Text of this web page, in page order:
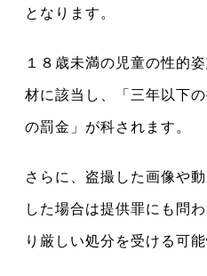
となります。
１８歳未満の児童の性的
材に該当し、「三年以下
の罰金」が科されます。
さらに、盗撮した画像や
した場合は提供罪にも問
り厳しい処分を受ける可能